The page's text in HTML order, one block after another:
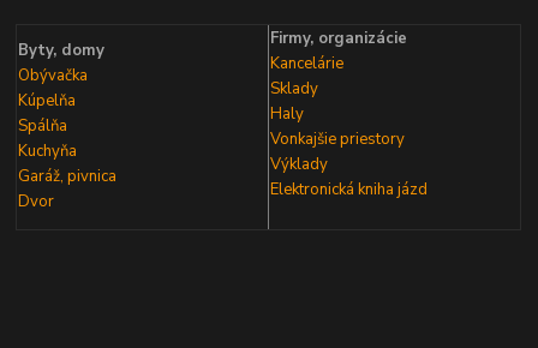
Byty, domy
Obývačka
Kúpelňa
Spálňa
Kuchyňa
Garáž, pivnica
Dvor
Firmy, organizácie
Kancelárie
Sklady
Haly
Vonkajšie priestory
Výklady
Elektronická kniha jázd